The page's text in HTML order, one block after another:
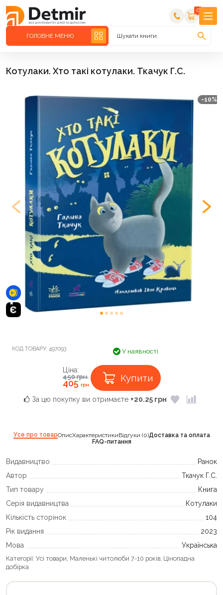
0
ГОЛОВНЕ МЕНЮ Шукати книги
Котулаки. Хто такі котулаки. Ткачук Г.С.
-10%
КОД ТОВАРУ: 497093 У наявності
Ціна:
450грн.
405грн.
Купити
За цю покупку ви отримаєте +20.25 грн
Усе про товарОписХарактеристикиВідгуки (0)Доставка та оплата
FAQ-питання
Видавництво
Ранок
Автор
Ткачук Г.С.
Тип товару
Книга
Серія видавництва
Котулаки
Кількість сторінок
104
Рік видання
2023
Мова
Українська
Категорії: Усі товари, Маленькі читолюби 7-10 років, Цінопадна
добірка